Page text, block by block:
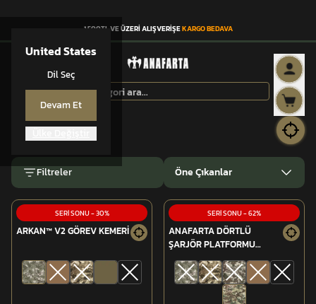
United States
Dil Seç
Devam Et
1.500TL VE ÜZERİ ALIŞVERİŞEKARGO BEDAVA
SERİ SONU
Filtreler Öne Çıkanlar
SERİ SONU-30%
ARKAN™ V2 GÖREV KEMERİ
SERİ SONU-62%
ANAFARTA DÖRTLÜ
ŞARJÖR PLATFORMU
(5.56MM)